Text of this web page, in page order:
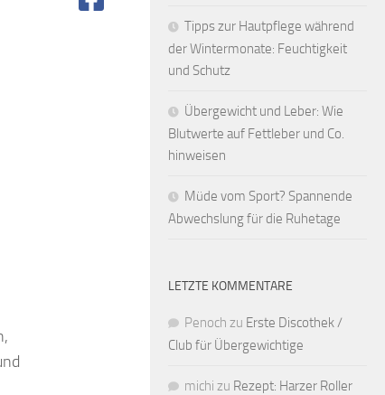
Tipps zur Hautpflege während
der Wintermonate: Feuchtigkeit
und Schutz
Übergewicht und Leber: Wie
Blutwerte auf Fettleber und Co.
hinweisen
Müde vom Sport? Spannende
Abwechslung für die Ruhetage
LETZTE KOMMENTARE
Penoch zu Erste Discothek /
Club für Übergewichtige
michi zu Rezept: Harzer Roller